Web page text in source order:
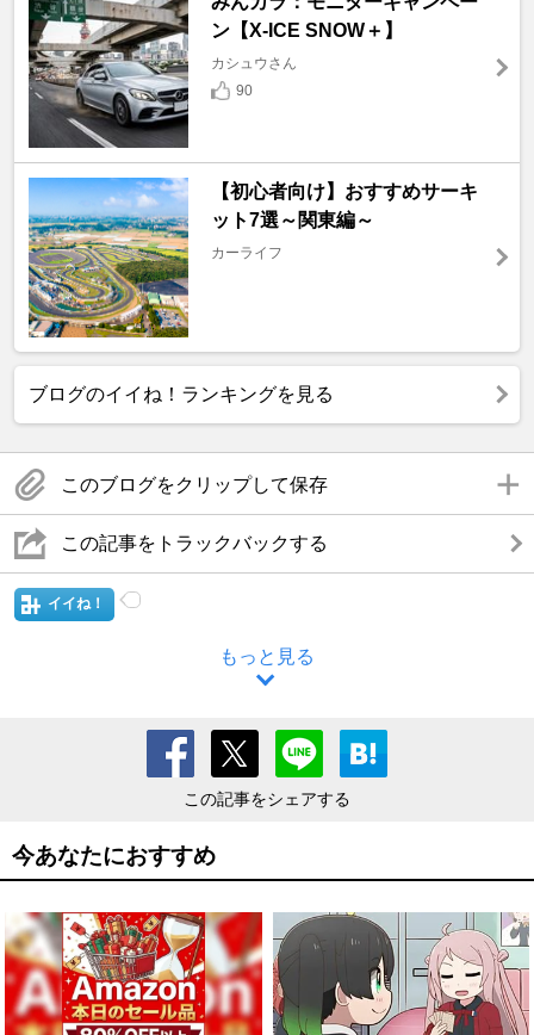
ン【X-ICE SNOW＋】
カシュウさん
90
【初心者向け】おすすめサーキ
ット7選～関東編～
カーライフ
ブログのイイね！ランキングを見る
このブログをクリップして保存
この記事をトラックバックする
イイね！
もっと見る
この記事をシェアする
今あなたにおすすめ